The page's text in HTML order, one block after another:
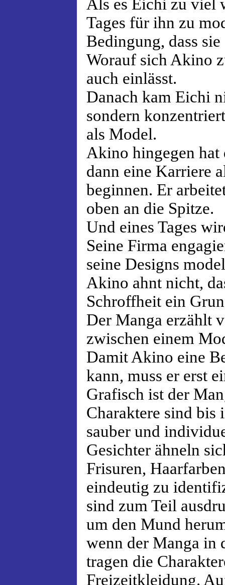
Als es Eichi zu viel
Tages für ihn zu
Bedingung, dass
Worauf sich Akino
auch einlässt.
Danach kam Eichi
sondern
als Model.
Akino hingegen hat
dann eine Karriere
beginnen. Er
oben an die Spitze.
Und eines Tages
Seine Firma
seine Designs
Akino ahnt nicht,
Schroffheit ein
Der Manga erzählt
zwischen einem
Damit Akino eine
kann, muss er erst
Grafisch ist der
Charaktere sind bis
sauber und
Gesichter ähneln
Frisuren,
eindeutig zu
sind zum Teil
um den Mund
wenn der Manga in
tragen die
Freizeitkleidung.